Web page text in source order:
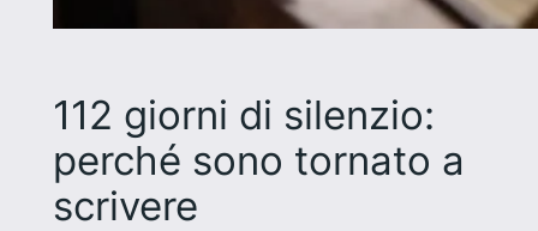
112 giorni di silenzio:
perché sono tornato a
scrivere